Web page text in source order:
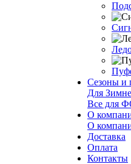
Сезоны и
Для
Все для
О
О
Доставка
Оплата
Контакты